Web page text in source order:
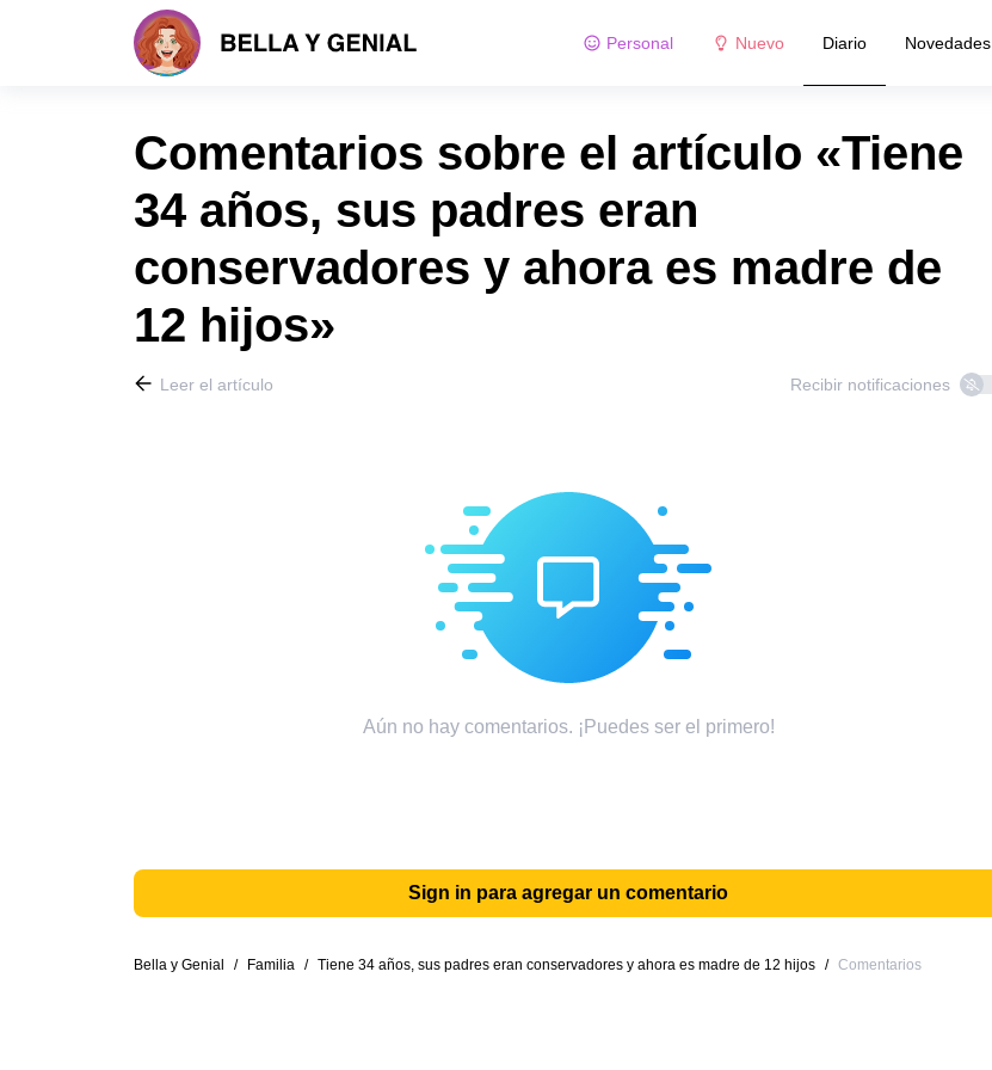
Personal Nuevo Diario Novedades
Comentarios sobre el artículo «Tiene
34 años, sus padres eran
conservadores y ahora es madre de
12 hijos»
Leer el artículo Recibir notificaciones
Aún no hay comentarios. ¡Puedes ser el primero!
Sign in para agregar un comentario
Bella y Genial / Familia / Tiene 34 años, sus padres eran conservadores y ahora es madre de 12 hijos / Comentarios